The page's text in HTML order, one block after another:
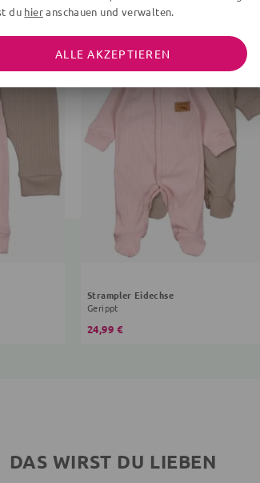
Strampler Eidechse
Gerippt
24,99 €
DAS WIRST DU LIEBEN
du hieranschauen und verwalten.
ALLE AKZEPTIEREN